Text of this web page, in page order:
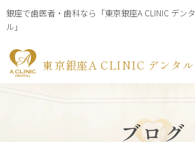
東京銀座A CLINIC デンタル
銀座で歯医者・歯科なら「東京銀座A CLINIC デンタ
ル」
ブログ